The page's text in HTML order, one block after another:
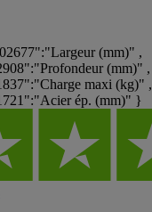
(mm)" ,
(mm)" ,
maxi (kg)" ,
ép. (mm)" }